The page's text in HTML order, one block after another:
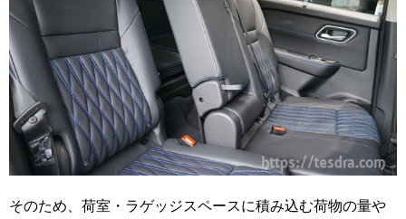
そのため、荷室・ラゲッジスペースに積み込む荷物の量や